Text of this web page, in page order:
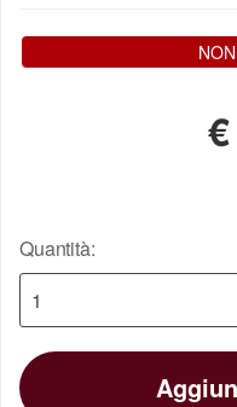
€
Quantità: